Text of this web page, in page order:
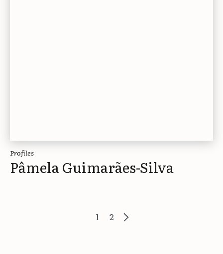
Profiles
Pâmela Guimarães-Silva
1 2